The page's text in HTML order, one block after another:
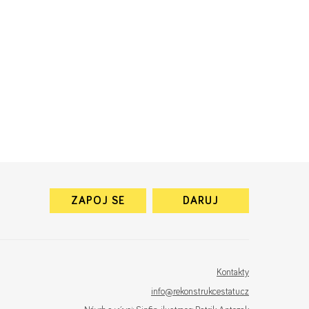
ZAPOJ SE DARUJ
Kontakty
info@rekonstrukcestatu.cz